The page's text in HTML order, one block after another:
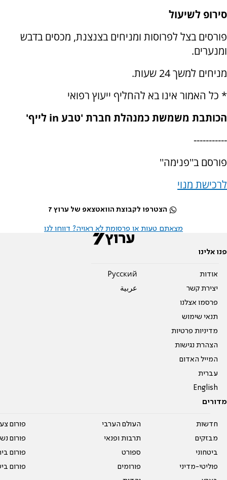
סירופ לשיעול
פורסים בצל לפרוסות ומניחים בצנצנת, מכסים בדבש
ומנערים.
מניחים למשך 24 שעות.
* כל האמור אינו בא להחליף ייעוץ רפואי
הכותבת משמשת כמנהלת חברת 'טבע in לייף'
-----------
פורסם ב''פנימה''
לרכישת מנוי
הצטרפו לקבוצת הוואטצאפ של ערוץ 7
מצאתם טעות או פרסומת לא ראויה? דווחו לנו
פנו אלינו
אודות
יצירת קשר
פרסמו אצלנו
תנאי שימוש
מדיניות פרטיות
הצהרת נגישות
המייל האדום
עברית
English
Pусский
عربية
מדורים
חדשות
מבזקים
ביטחוני
פוליטי-מדיני
העולם הערבי
תרבות ופנאי
ספורט
פורומים
פורום
פורום
פורום
פורום